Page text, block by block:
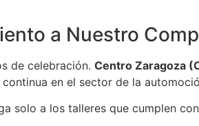
a Nuestro
de celebración. Centro Zaragoza
en el sector de la
solo a los talleres que cumplen